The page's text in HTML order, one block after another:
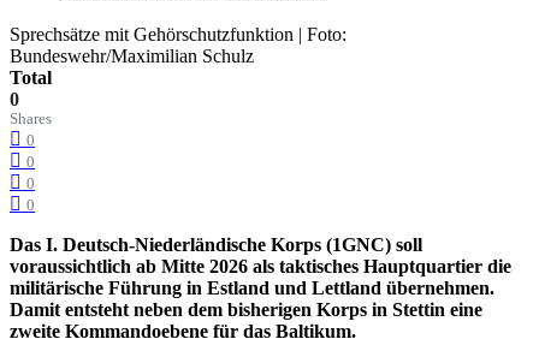
Sprechsätze mit Gehörschutzfunktion | Foto:
Bundeswehr/Maximilian Schulz
Total
0
Shares
0
0
0
0
Das I. Deutsch-Niederländische Korps (1GNC) soll
voraussichtlich ab Mitte 2026 als taktisches Hauptquartier die
militärische Führung in Estland und Lettland übernehmen.
Damit entsteht neben dem bisherigen Korps in Stettin eine
zweite Kommandoebene für das Baltikum.